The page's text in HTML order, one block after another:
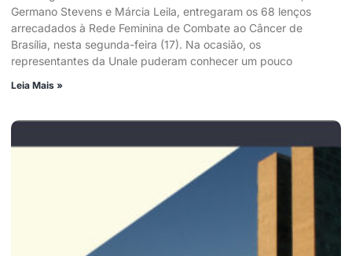
Germano Stevens e Márcia Leila, entregaram os 68 lenços
arrecadados à Rede Feminina de Combate ao Câncer de
Brasília, nesta segunda-feira (17). Na ocasião, os
representantes da Unale puderam conhecer um pouco
Leia Mais »